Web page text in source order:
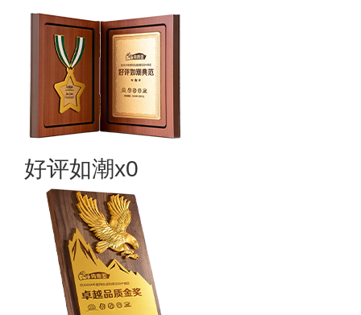
好评如潮x0